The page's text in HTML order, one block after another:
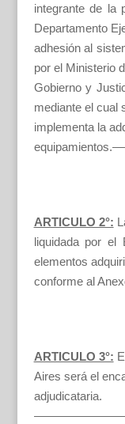
integrante de la
Departamento
adhesión al
por el Ministerio
Gobierno y
mediante el cual
implementa la
ARTICULO 2°:
liquidada por el
elementos
conforme al
ARTICULO 3°:
Aires será el
adjudicataria.